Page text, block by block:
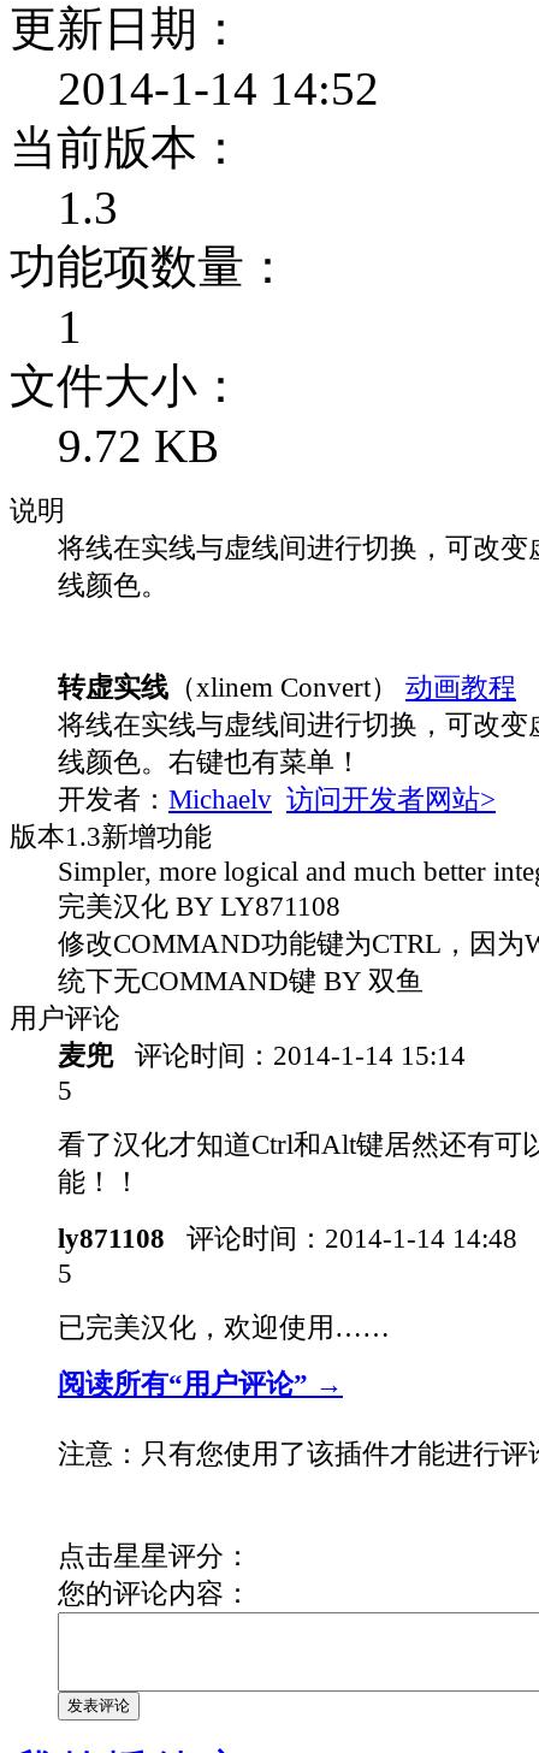
更新日期：
2014-1-14 14:52
当前版本：
1.3
功能项数量：
1
文件大小：
9.72 KB
说明
将线在实线与虚线间进行切换，可改变
线颜色。
转虚实线 （xlinem Convert）
动画教程
将线在实线与虚线间进行切换，可改变
线颜色。右键也有菜单！
开发者： Michaelv 访问开发者网站>
版本1.3新增功能
Simpler, more logical and much better
完美汉化 BY LY871108
修改COMMAND功能键为CTRL，因为
统下无COMMAND键 BY 双鱼
用户评论
麦兜
评论时间： 2014-1-14 15:14
5
看了汉化才知道Ctrl和Alt键居然还有可
能！！
ly871108
评论时间： 2014-1-14 14:48
5
已完美汉化，欢迎使用……
阅读所有“用户评论” →
注意：只有您使用了该插件才能进行评
点击星星评分：
您的评论内容：
发表评论